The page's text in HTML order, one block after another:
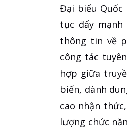
Đại biểu Quốc
tục đẩy
thông tin về
công tác
hợp giữa
biến, dành
cao nhận
lượng chức